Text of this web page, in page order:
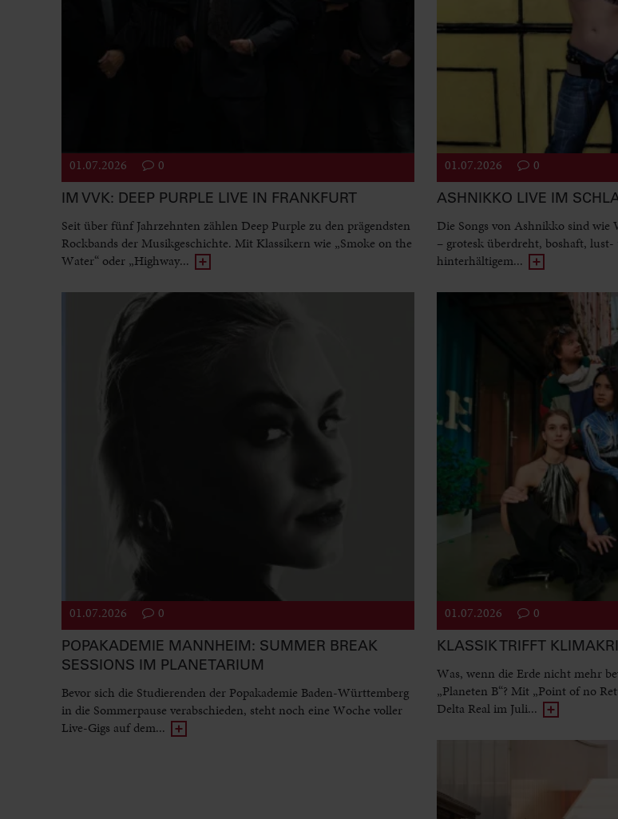
01.07.2026 0
IM VVK: DEEP PURPLE LIVE IN FRANKFURT
Seit über fünf Jahrzehnten zählen Deep Purple zu den prägendsten
Rockbands der Musikgeschichte. Mit Klassikern wie „Smoke on the
Water“ oder „Highway...
01.07.2026 0
ASHNIKKO LIVE IM
Die Songs von Ashnikko sind
– grotesk überdreht, boshaft,
hinterhältigem...
01.07.2026 0
POPAKADEMIE MANNHEIM: SUMMER BREAK
SESSIONS IM PLANETARIUM
Bevor sich die Studierenden der Popakademie Baden-Württemberg
in die Sommerpause verabschieden, steht noch eine Woche voller
Live-Gigs auf dem...
01.07.2026 0
KLASSIK TRIFFT
Was, wenn die Erde nicht mehr
„Planeten B“? Mit „Point of no
Delta Real im Juli...